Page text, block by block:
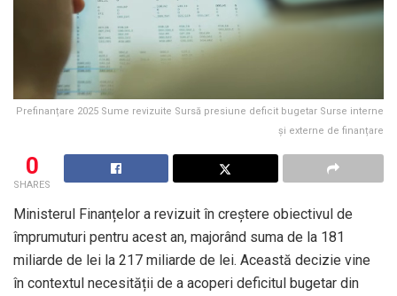
Prefinanțare 2025 Sume revizuite Sursă presiune deficit bugetar Surse interne
și externe de finanțare
0
SHARES
Ministerul Finanțelor a revizuit în creștere obiectivul de
împrumuturi pentru acest an, majorând suma de la 181
miliarde de lei la 217 miliarde de lei. Această decizie vine
în contextul necesității de a acoperi deficitul bugetar din